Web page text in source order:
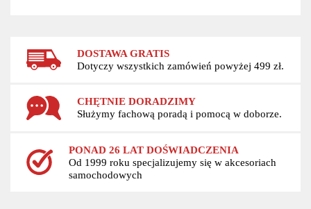
DOSTAWA GRATIS
Dotyczy wszystkich zamówień powyżej 499 zł.
CHĘTNIE DORADZIMY
Służymy fachową poradą i pomocą w doborze.
PONAD 26 LAT DOŚWIADCZENIA
Od 1999 roku specjalizujemy się w akcesoriach
samochodowych